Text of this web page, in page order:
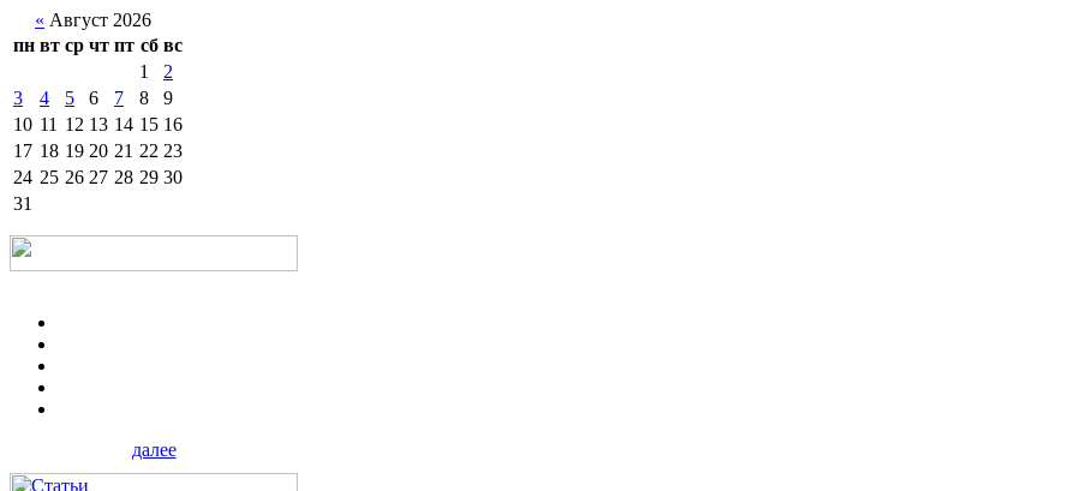
« Август 2026
пн вт ср чт пт сб вс
1
2
3
4 5 6 7 8
9
10 11 12 13 14 15 16
17 18 19 20 21 22 23
24 25 26 27 28 29 30
31
далее